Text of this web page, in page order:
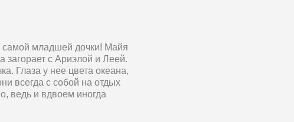
самой младшей дочки! Майя
загорает с Ариэлой и Леей.
Глаза у нее цвета океана,
всегда с собой на отдых
ведь и вдвоем иногда